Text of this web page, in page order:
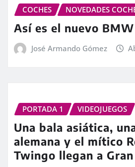
COCHES NOVEDADES
Así es el nuevo
José Armando Gómez
PORTADA 1 VIDEOJUEGOS
Una bala asiática,
alemana y el mítico
Twingo llegan a